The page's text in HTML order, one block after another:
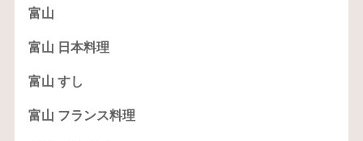
富山
富山 日本料理
富山 すし
富山 フランス料理